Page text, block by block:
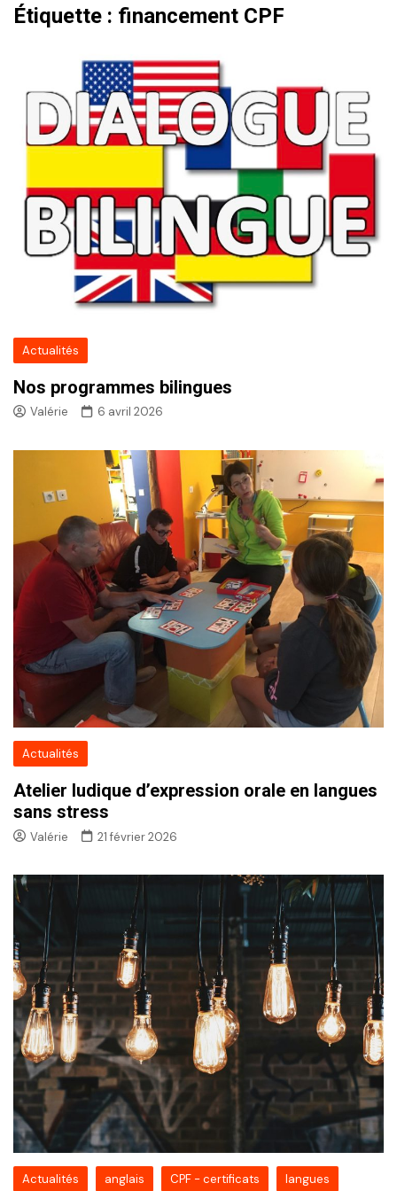
Étiquette : financement CPF
Actualités
Nos programmes bilingues
Valérie 6 avril 2026
Actualités
Atelier ludique d’expression orale en langues
sans stress
Valérie 21 février 2026
Actualités anglais CPF - certificats langues